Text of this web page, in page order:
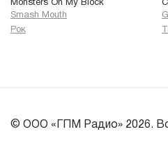
Monsters On My Block
Smash Mouth
Рок
© ООО «ГПМ Радио» 2026.